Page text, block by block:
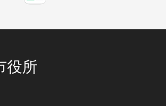
役所